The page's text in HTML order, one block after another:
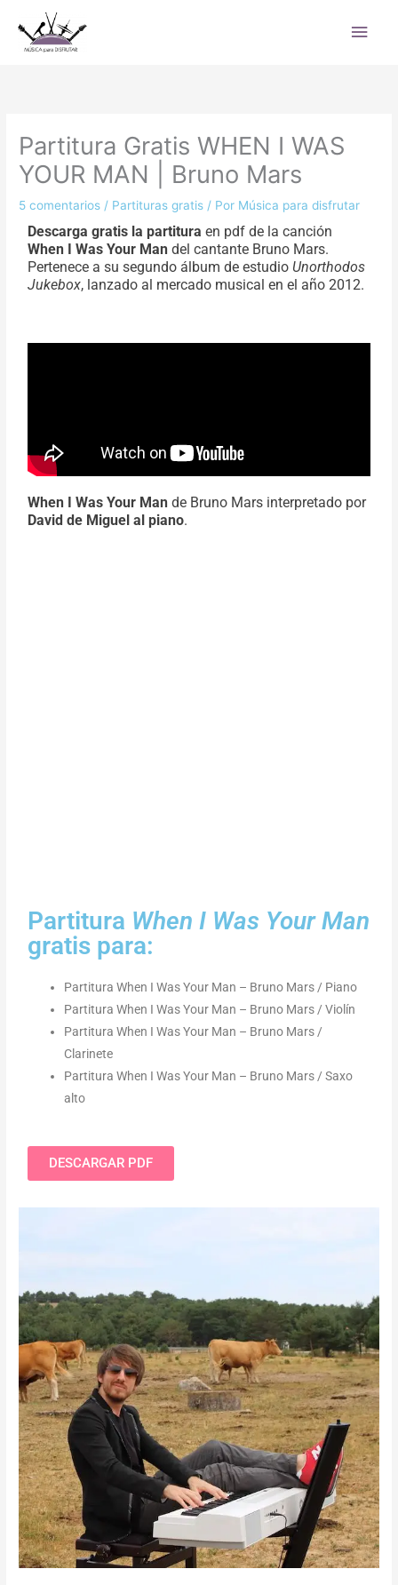
contenido
Partitura Gratis WHEN I WAS
YOUR MAN | Bruno Mars
5 comentarios / Partituras gratis / Por Música para disfrutar
Descarga gratis la partituraen pdf de la canción
When I Was Your Man del cantante Bruno Mars.
Pertenece a su segundo álbum de estudio Unorthodos
Jukebox, lanzado al mercado musical en el año 2012.
When I Was Your Mande Bruno Mars interpretado por
David de Miguel al piano.
Partitura When I Was Your Man
gratis para:
Partitura When I Was Your Man – Bruno Mars / Piano
Partitura When I Was Your Man – Bruno Mars / Violín
Partitura When I Was Your Man – Bruno Mars /
Clarinete
Partitura When I Was Your Man – Bruno Mars / Saxo
alto
DESCARGAR PDF